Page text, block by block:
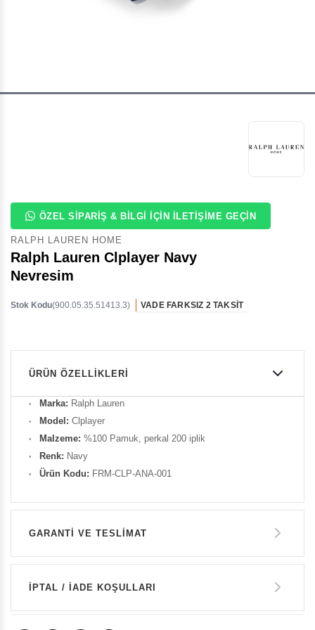
ÖZEL SIPARIŞ & BILGI İÇIN İLETIŞIME GEÇIN
RALPH LAUREN HOME
Ralph Lauren Clplayer Navy
Nevresim
(900.05.35.51413.3)
Stok Kodu VADE FARKSIZ 2 TAKSİT
ÜRÜN ÖZELLIKLERI
Marka: Ralph Lauren
Model: Clplayer
Malzeme: %100 Pamuk, perkal 200 iplik
Renk: Navy
Ürün Kodu: FRM-CLP-ANA-001
GARANTİ VE TESLİMAT
GARANTİ
İPTAL / İADE KOŞULLARI